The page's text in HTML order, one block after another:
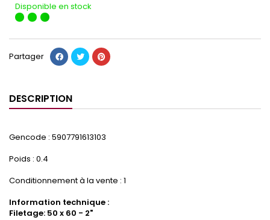
Disponible en stock
Partager
DESCRIPTION
Gencode : 5907791613103
Poids : 0.4
Conditionnement à la vente : 1
Information technique :
Filetage: 50 x 60 - 2"